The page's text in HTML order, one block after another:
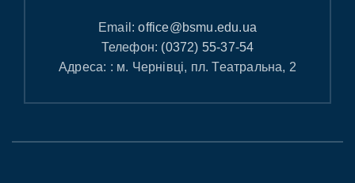
Email:office@bsmu.edu.ua
Телефон: (0372) 55-37-54
Адреса: : м. Чернівці, пл. Театральна, 2